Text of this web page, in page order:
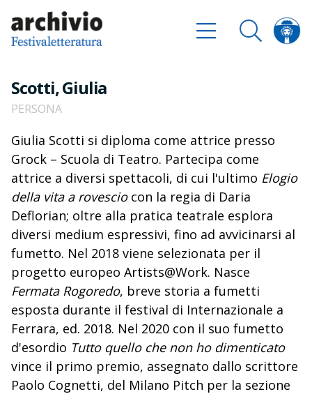
Scotti, Giulia
PERSONA
Giulia Scotti si diploma come attrice presso
Grock – Scuola di Teatro. Partecipa come
attrice a diversi spettacoli, di cui l'ultimo Elogio
della vita a rovesciocon la regia di Daria
Deflorian; oltre alla pratica teatrale esplora
diversi medium espressivi, fino ad avvicinarsi al
fumetto. Nel 2018 viene selezionata per il
progetto europeo Artists@Work. Nasce
Fermata Rogoredo, breve storia a fumetti
esposta durante il festival di Internazionale a
Ferrara, ed. 2018. Nel 2020 con il suo fumetto
d'esordio Tutto quello che non ho dimenticato
vince il primo premio, assegnato dallo scrittore
Paolo Cognetti, del Milano Pitch per la sezione